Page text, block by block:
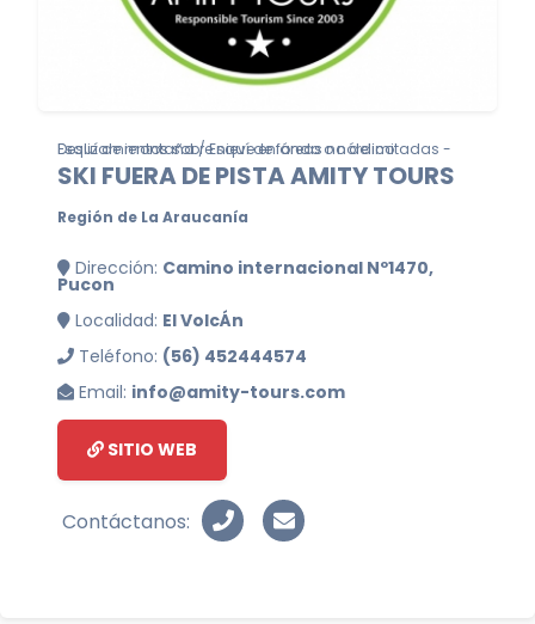
Deslizamientos sobre nieve en áreas no delimitadas - Esquí de montaña / Esquí de fondo o nórdico
SKI FUERA DE PISTA AMITY TOURS
Región de La Araucanía
Dirección: Camino internacional Nº1470,
Pucon
Localidad: El VolcÁn
Teléfono: (56) 452444574
Email: info@amity-tours.com
SITIO WEB
Contáctanos: